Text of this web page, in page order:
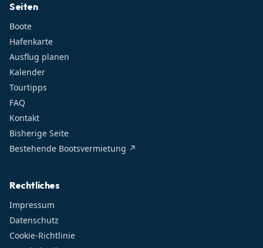
Seiten
Boote
Hafenkarte
Ausflug planen
Kalender
Tourtipps
FAQ
Kontakt
Bisherige Seite
Bestehende Bootsvermietung ↗
Rechtliches
Impressum
Datenschutz
Cookie-Richtlinie